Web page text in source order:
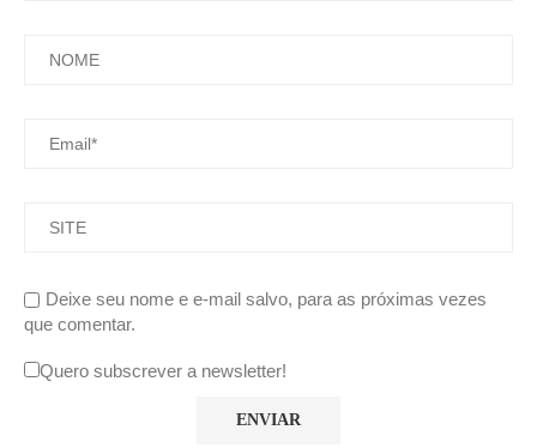
Deixe seu nome e e-mail salvo, para as próximas vezes
que comentar.
Quero subscrever a newsletter!